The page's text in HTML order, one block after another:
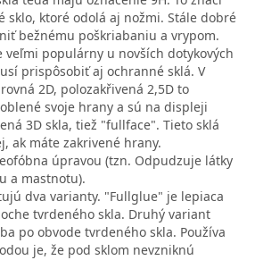
sklo, ktoré odolá aj nožmi. Stále dobré
bežnému poškriabaniu a vrypom.
populárny u novších dotykových
prispôsobiť aj ochranné sklá. V
2D, polozakřivená 2,5D to
svoje hrany a sú na displeji
3D skla, tiež "fullface". Tieto sklá
ak máte zakrivené hrany.
úpravou (tzn. Odpudzuje látky
a mastnotu).
dva varianty. "Fullglue" je lepiaca
tvrdeného skla. Druhý variant
po obvode tvrdeného skla. Používa
je, že pod sklom nevzniknú